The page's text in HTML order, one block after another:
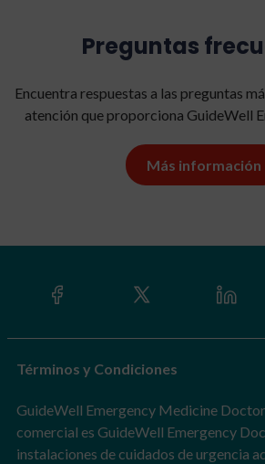
Preguntas
Encuentra respuestas a las preguntas
atención que proporciona GuideWell
Más información
Términos y Condiciones
GuideWell Emergency Medicine
comercial es GuideWell Emergency
instalaciones de cuidados de urgencia